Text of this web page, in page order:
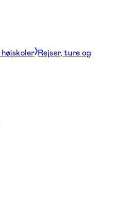
Rejser, ture og